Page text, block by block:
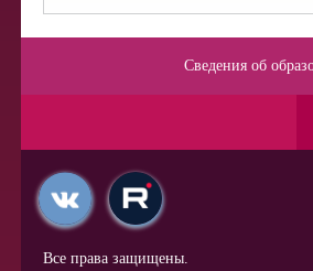
Сведения об
Все права защищены.